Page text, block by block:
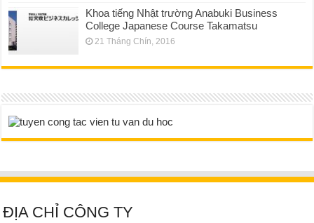
Khoa tiếng Nhật trường Anabuki Business
College Japanese Course Takamatsu
21 Tháng Chín, 2016
ĐỊA CHỈ CÔNG TY